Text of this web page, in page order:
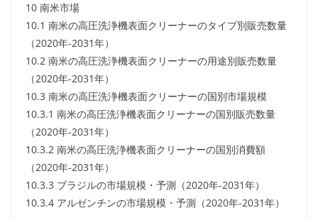
10 南米市場
10.1 南米の高圧洗浄機表面クリーナーのタイプ別販売数量
（2020年-2031年）
10.2 南米の高圧洗浄機表面クリーナーの用途別販売数量
（2020年-2031年）
10.3 南米の高圧洗浄機表面クリーナーの国別市場規模
10.3.1 南米の高圧洗浄機表面クリーナーの国別販売数量
（2020年-2031年）
10.3.2 南米の高圧洗浄機表面クリーナーの国別消費額
（2020年-2031年）
10.3.3 ブラジルの市場規模・予測（2020年-2031年）
10.3.4 アルゼンチンの市場規模・予測（2020年-2031年）